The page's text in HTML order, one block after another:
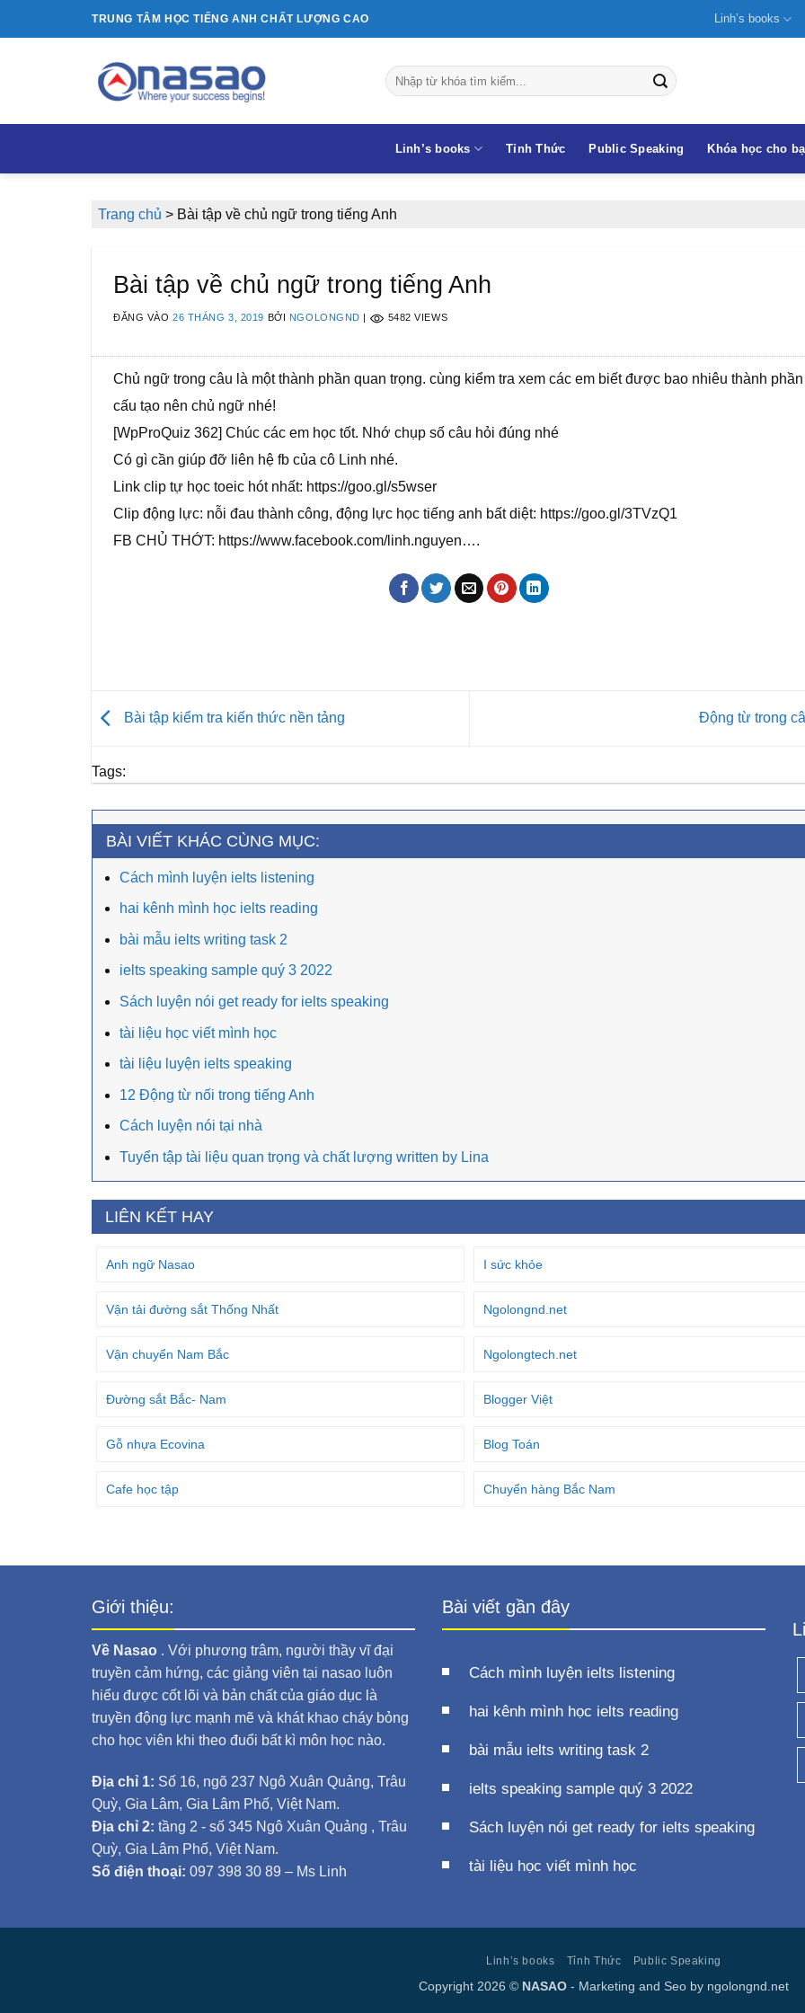
TRUNG TÂM HỌC TIẾNG ANH CHẤT LƯỢNG CAO Linh’s books
Linh’s books Tỉnh Thức Public Speaking Khóa học cho
Trang chủ > Bài tập về chủ ngữ trong tiếng Anh
Bài tập về chủ ngữ trong tiếng Anh
ĐĂNG VÀO26 THÁNG 3, 2019 BỞI NGOLONGND 5482 VIEWS
Chủ ngữ trong câu là một thành phần quan trọng. cùng kiểm tra xem các em biết được bao nhiêu thành phần
cấu tạo nên chủ ngữ nhé!
[WpProQuiz 362] Chúc các em học tốt. Nhớ chụp số câu hỏi đúng nhé
Có gì cần giúp đỡ liên hệ fb của cô Linh nhé.
Link clip tự học toeic hót nhất: https://goo.gl/s5wser
Clip động lực: nỗi đau thành công, động lực học tiếng anh bất diệt: https://goo.gl/3TVzQ1
FB CHỦ THỚT: https://www.facebook.com/linh.nguyen….
Bài tập kiểm tra kiến thức nền tảng Động từ trong
Tags:
BÀI VIẾT KHÁC CÙNG MỤC:
Cách mình luyện ielts listening
hai kênh mình học ielts reading
bài mẫu ielts writing task 2
ielts speaking sample quý 3 2022
Sách luyện nói get ready for ielts speaking
tài liệu học viết mình học
tài liệu luyện ielts speaking
12 Động từ nối trong tiếng Anh
Cách luyện nói tại nhà
Tuyển tập tài liệu quan trọng và chất lượng written by Lina
LIÊN KẾT HAY
Anh ngữ Nasao I sức khỏe
Vận tải đường sắt Thống Nhất Ngolongnd.net
Vận chuyển Nam Bắc Ngolongtech.net
Đường sắt Bắc- Nam Blogger Việt
Gỗ nhựa Ecovina Blog Toán
Cafe học tập Chuyển hàng Bắc Nam
Giới thiệu:
Về Nasao . Với phương trâm, người thầy vĩ đại
truyền cảm hứng, các giảng viên tại nasao luôn
hiểu được cốt lõi và bản chất của giáo dục là
truyền động lực mạnh mẽ và khát khao cháy bỏng
cho học viên khi theo đuổi bất kì môn học nào.
Địa chỉ 1: Số 16, ngõ 237 Ngô Xuân Quảng, Trâu
Quỳ, Gia Lâm, Gia Lâm Phố, Việt Nam.
Địa chỉ 2: tầng 2 - số 345 Ngô Xuân Quảng , Trâu
Quỳ, Gia Lâm Phố, Việt Nam.
Số điện thoại: 097 398 30 89 – Ms Linh
Bài viết gần đây
Cách mình luyện ielts listening
hai kênh mình học ielts reading
bài mẫu ielts writing task 2
ielts speaking sample quý 3 2022
Sách luyện nói get ready for ielts speaking
tài liệu học viết mình học
Linh’s books Tỉnh Thức Public Speaking
Copyright 2026 © NASAO - Marketing and Seo by ngolongnd.net